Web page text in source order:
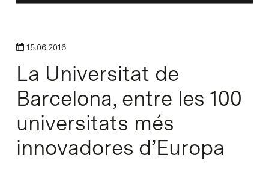
15.06.2016
La Universitat de
Barcelona, entre les 100
universitats més
innovadores d’Europa